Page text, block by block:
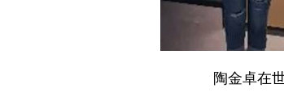
陶金卓在世